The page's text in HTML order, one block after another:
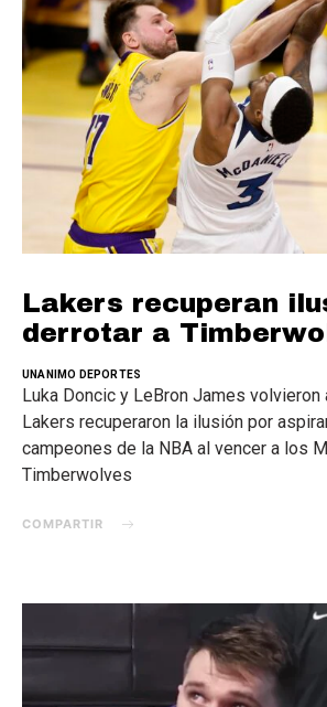
Lakers recuperan
derrotar a
UNANIMO DEPORTES
Luka Doncic y LeBron James
Lakers recuperaron la ilusión por
campeones de la NBA al vencer a los
Timberwolves
COMPARTIR